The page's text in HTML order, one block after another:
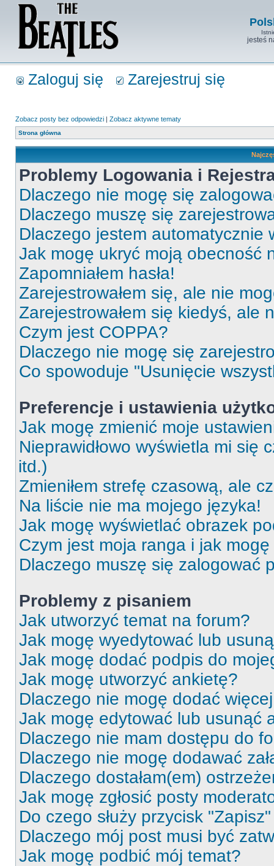
jesteś
Zaloguj się Zarejestruj się
Zobacz posty bez odpowiedzi | Zobacz aktywne tematy
Strona główna
Problemy Logowania i
Dlaczego nie mogę się
Dlaczego muszę się
Dlaczego jestem automatycznie
Jak mogę ukryć moją obecność
Zapomniałem hasła!
Zarejestrowałem się, ale nie
Zarejestrowałem się kiedyś, ale
Czym jest COPPA?
Dlaczego nie mogę się
Co spowoduje "Usunięcie
Preferencje i ustawienia
Jak mogę zmienić moje
Nieprawidłowo wyświetla mi się
itd.)
Zmieniłem strefę czasową, ale
Na liście nie ma mojego języka!
Jak mogę wyświetlać obrazek
Czym jest moja ranga i jak
Dlaczego muszę się zalogować
Problemy z pisaniem
Jak utworzyć temat na forum?
Jak mogę wyedytować lub
Jak mogę dodać podpis do
Jak mogę utworzyć ankietę?
Dlaczego nie mogę dodać
Jak mogę edytować lub usunąć
Dlaczego nie mam dostępu do
Dlaczego nie mogę dodawać
Dlaczego dostałam(em)
Jak mogę zgłosić posty
Do czego służy przycisk
Dlaczego mój post musi być
Jak mogę podbić mój temat?